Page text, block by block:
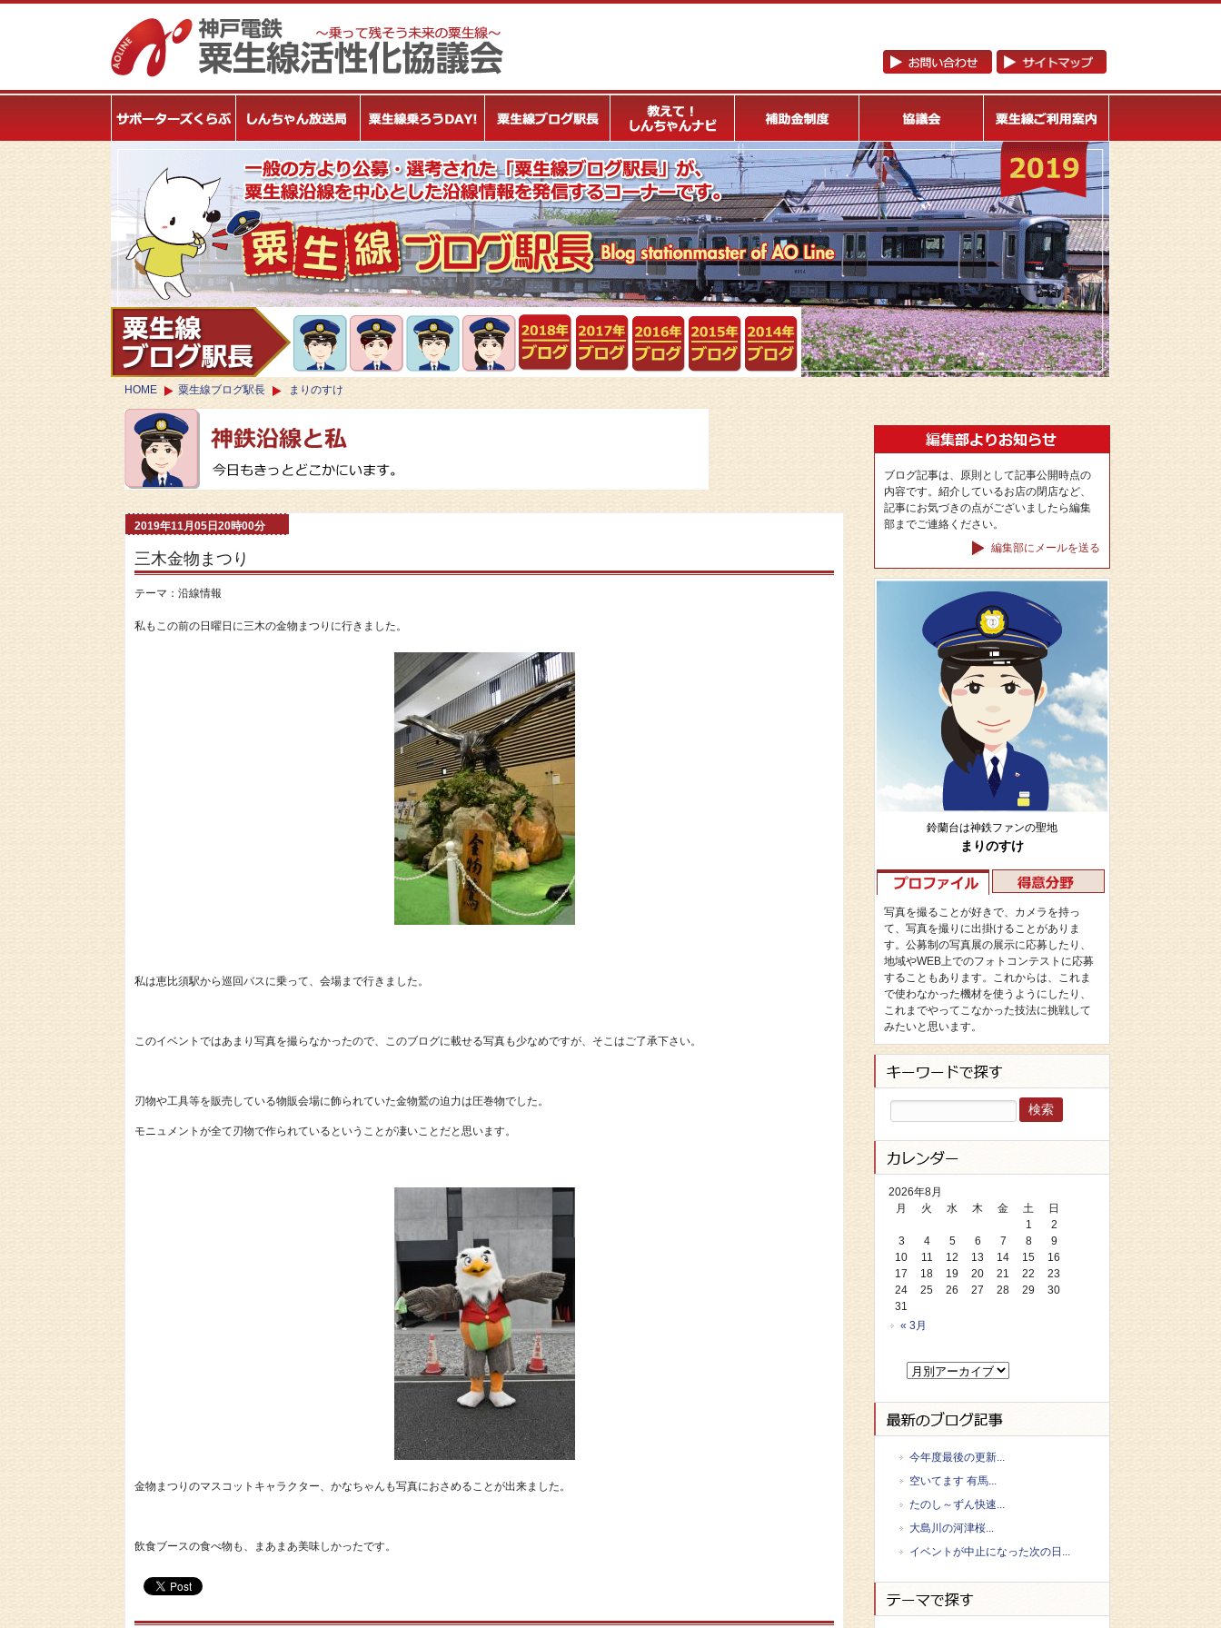
HOME 粟生線ブログ駅長 まりのすけ
2019年11月05日20時00分
三木金物まつり
テーマ： 沿線情報
私もこの前の日曜日に三木の金物まつりに行きました。
私は恵比須駅から巡回バスに乗って、会場まで行きました。
このイベントではあまり写真を撮らなかったので、このブログに載せる写真も少なめですが、そこはご了承下さい。
刃物や工具等を販売している物販会場に飾られていた金物鷲の迫力は圧巻物でした。
モニュメントが全て刃物で作られているということが凄いことだと思います。
金物まつりのマスコットキャラクター、かなちゃんも写真におさめることが出来ました。
飲食ブースの食べ物も、まあまあ美味しかったです。
ブログ記事は、原則として記事公開時点の
内容です。紹介しているお店の閉店など、
記事にお気づきの点がございましたら編集
部までご連絡ください。
編集部にメールを送る
鈴蘭台は神鉄ファンの聖地
まりのすけ
写真を撮ることが好きで、カメラを持っ
て、写真を撮りに出掛けることがありま
す。公募制の写真展の展示に応募したり、
地域やWEB上でのフォトコンテストに応募
することもあります。これからは、これま
で使わなかった機材を使うようにしたり、
これまでやってこなかった技法に挑戦して
みたいと思います。
検
索:
2026年8月
月
火 水 木 金 土
日
1
2
3
4 5 6 7 8
9
10
11 12 13 14 15
16
17
18 19 20 21 22
23
24
25 26 27 28 29
30
31
« 3月
今年度最後の更新...
空いてます 有馬...
たのし～ずん快速...
大島川の河津桜...
イベントが中止になった次の日...